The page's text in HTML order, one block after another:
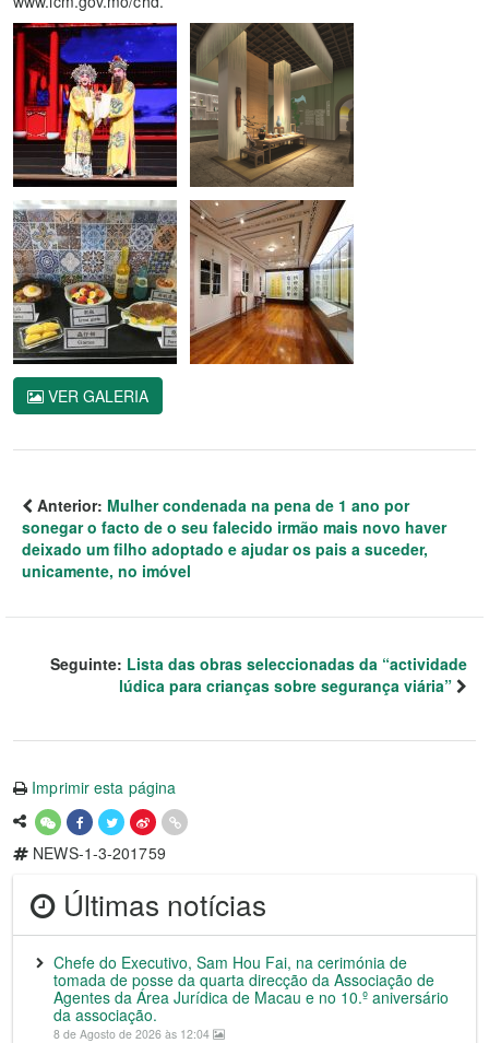
VER GALERIA
Anterior: Mulher condenada na pena de 1 ano por
sonegar o facto de o seu falecido irmão mais novo haver
deixado um filho adoptado e ajudar os pais a suceder,
unicamente, no imóvel
Seguinte: Lista das obras seleccionadas da “actividade
lúdica para crianças sobre segurança viária”
Imprimir esta página
NEWS-1-3-201759
Últimas notícias
Chefe do Executivo, Sam Hou Fai, na cerimónia de
tomada de posse da quarta direcção da Associação de
Agentes da Área Jurídica de Macau e no 10.º aniversário
da associação.
8 de Agosto de 2026 às 12:04